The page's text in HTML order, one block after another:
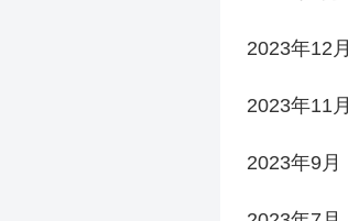
2023年12月
2023年11月
2023年9月